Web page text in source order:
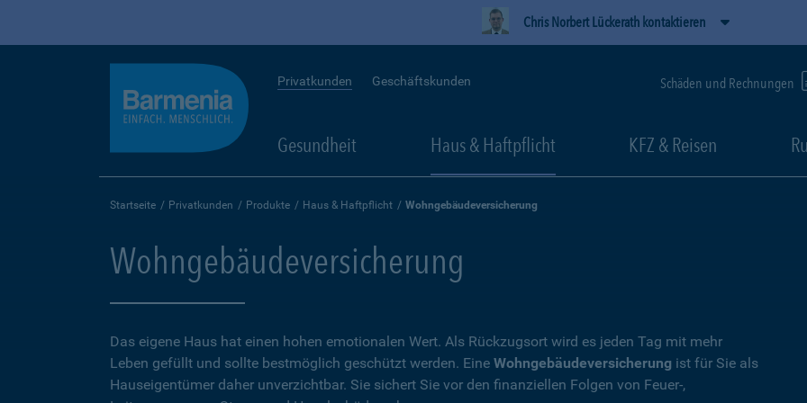
Chris Norbert Lückerath kontaktieren
Privatkunden Geschäftskunden Schäden und Rechnungen
Gesundheit Haus & Haftpflicht KFZ & Reisen
Startseite Privatkunden Produkte Haus & Haftpflicht Wohngebäudeversicherung
Wohngebäudeversicherung
Das eigene Haus hat einen hohen emotionalen Wert. Als Rückzugsort wird es jeden Tag mit mehr
Leben gefüllt und sollte bestmöglich geschützt werden. Eine Wohngebäudeversicherung ist für Sie als
Hauseigentümer daher unverzichtbar. Sie sichert Sie vor den finanziellen Folgen von Feuer-,